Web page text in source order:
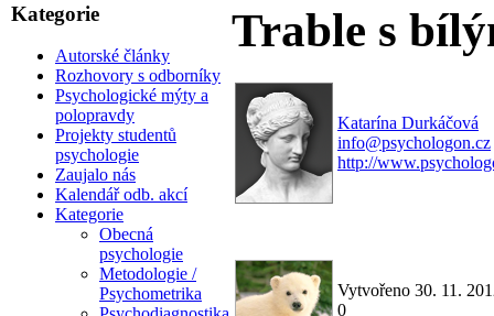
Kategorie
Autorské články
Rozhovory s odborníky
Psychologické mýty a
polopravdy
Projekty studentů
psychologie
Zaujalo nás
Kalendář odb. akcí
Kategorie
Obecná
psychologie
Metodologie /
Psychometrika
Trable s
Katarína Durkáčová
info@psychologon.cz
http://
Vytvořeno 30. 11.
0